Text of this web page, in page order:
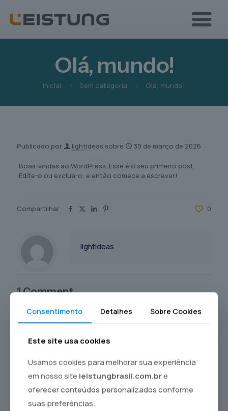
Olá, mundo!
Inicial Sem categoria Olá, mundo!
Publicado por lightideas sobre 30 de março de 2026
Boas-vindas ao WordPress. Esse é o seu primeiro post.
Edite-o ou exclua-o, e então comece a escrever!
Compartilhar 0
lightideas
1 Comment
Oi, isto é um comentário.
comentários, visite a tela Comentários no
painel.
Os avatares dos comentaristas vêm do
Gravatar.
Consentimento Detalhes Sobre Cookies
Este site usa cookies
Usamos cookies para melhorar sua experiência
em nosso site leistungbrasil.com.bre
oferecer conteúdos personalizados conforme
suas preferências.